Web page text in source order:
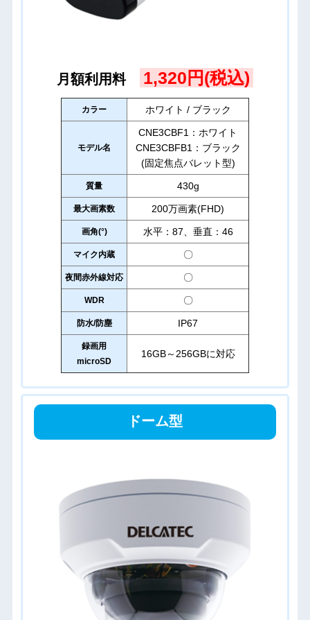
月額利用料 1,320円(税込)
カラー ホワイト / ブラック
モデル名
CNE3CBF1：ホワイト
CNE3CBFB1：ブラック
(固定焦点バレット型)
質量 430g
最大画素数 200万画素(FHD)
画角(°) 水平：87、垂直：46
マイク内蔵 〇
夜間赤外線対応 〇
WDR 〇
防水/防塵 IP67
録画用
microSD
16GB～256GBに対応
ドーム型